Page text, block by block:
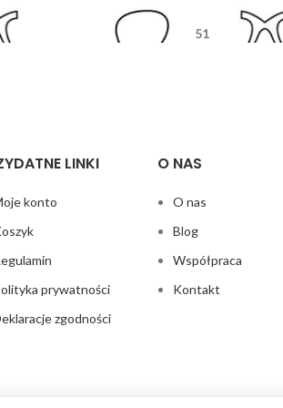
51
LINKI
konto
prywatności
zgodności
O NAS
O nas
Blog
Współpraca
Kontakt